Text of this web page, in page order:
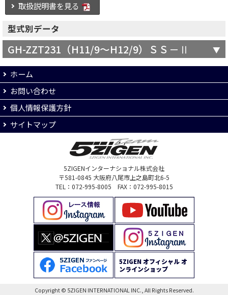
取扱説明書を見る
型式別データ
GH-ZZT231（H11/9～H12/9）ＳＳ－Ⅱ
ホーム
お問い合わせ
個人情報保護方針
サイトマップ
5ZIGENインターナショナル株式会社
〒581-0845 大阪府八尾市上之島町北6-5
TEL：072-995-8005 FAX：072-995-8015
5ZIGEN オフィシャル オ
ンラインショップ
Copyright © 5ZIGEN INTERNATIONAL INC., All Rights Reserved.